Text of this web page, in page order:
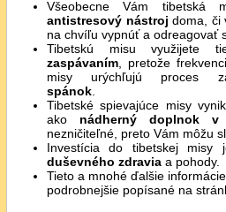
Všeobecne Vám tibetská
antistresový nástroj doma, či
na chvíľu vypnúť a odreagovať
Tibetskú misu využijete
zaspávaním , pretože
misy urýchľujú proces
spánok
Tibetské spievajúce misy
ako nádherný doplnok v
nezničiteľné, preto Vám môžu
Investícia do tibetskej misy
duševného zdravia a pohody.
Tieto a mnohé ďalšie
podrobnejšie popísané na